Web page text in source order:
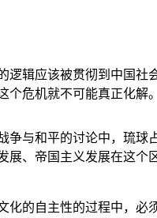
逻辑应该被贯彻到中国
个危机就不可能真正化解。
争与和平的讨论中，琉
展、帝国主义发展在这个
化的自主性的过程中，